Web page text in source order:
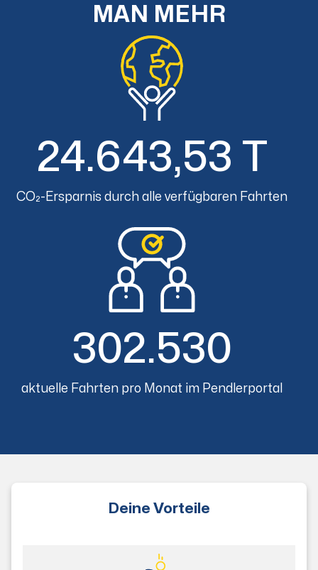
MAN MEHR
24.643,53 T
CO₂-Ersparnis durch alle verfügbaren Fahrten
302.530
aktuelle Fahrten pro Monat im Pendlerportal
Deine Vorteile